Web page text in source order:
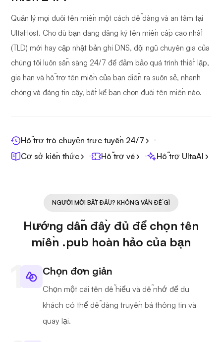
Quản lý mọi đuôi tên miền một cách dễ dàng và an tâm tại
UltaHost. Cho dù bạn đang đăng ký tên miền cấp cao nhất
(TLD) mới hay cập nhật bản ghi DNS, đội ngũ chuyên gia của
chúng tôi luôn sẵn sàng 24/7 để đảm bảo quá trình thiết lập,
gia hạn và hỗ trợ tên miền của bạn diễn ra suôn sẻ, nhanh
chóng và đáng tin cậy, bất kể bạn chọn đuôi tên miền nào.
Hỗ trợ trò chuyện trực tuyến 24/7
Cơ sở kiến thức
Hỗ trợ vé Hỗ trợ UltaAI
NGƯỜI MỚI BẮT ĐẦU? KHÔNG VẤN ĐỀ GÌ
Hướng dẫn đầy đủ để chọn tên
miền .pub hoàn hảo của bạn
Chọn đơn giản
Chọn một cái tên dễ hiểu và dễ nhớ để du
khách có thể dễ dàng truyền bá thông tin và
quay lại.